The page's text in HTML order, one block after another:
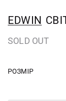
EDWIN
SOLD OUT
РОЗМІР